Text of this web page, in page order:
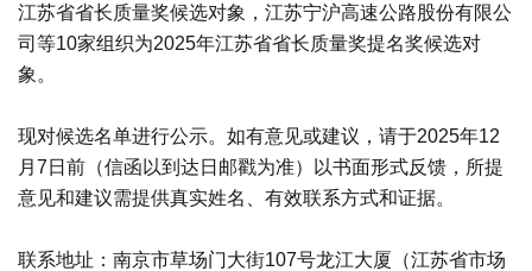
江苏省省长质量奖候选对象，江苏宁沪高速公路股份有限公
司等10家组织为2025年江苏省省长质量奖提名奖候选对
象。
现对候选名单进行公示。如有意见或建议，请于2025年12
月7日前（信函以到达日邮戳为准）以书面形式反馈，所提
意见和建议需提供真实姓名、有效联系方式和证据。
联系地址：南京市草场门大街107号龙江大厦（江苏省市场